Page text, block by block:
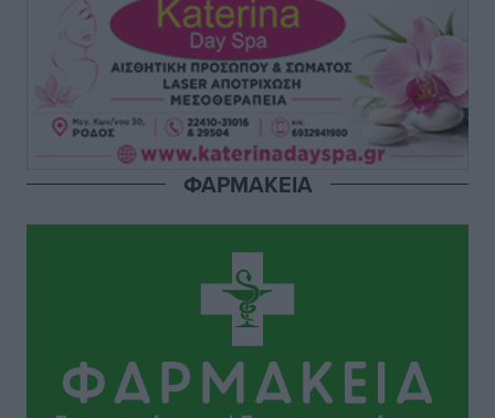
Πολιτιστικά πριν 8 ώρες
Σι Τζέι Χάρις: «Να πανηγυρίσουμε πολλές νίκες μαζί»
Αθλητικά πριν 8 ώρες
Ροδήλιος: Ο απολογισμός από το Πανελλήνιο
Πρωτάθλημα Πίστας
Αθλητικά• πριν 8 ώρες
ΦΑΡΜΑΚΕΙΑ